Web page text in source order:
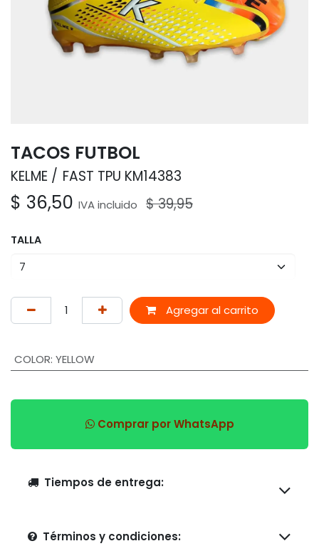
TACOS FUTBOL
KELME FAST TPU KM14383
$ 36,50 IVA incluido $39,95
TALLA
Agregar al carrito
COLOR: YELLOW
Comprar por WhatsApp
Tiempos de entrega:
Términos y condiciones: